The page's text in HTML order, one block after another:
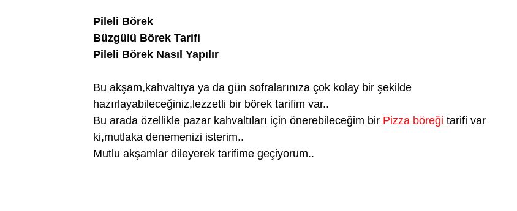
Pileli Börek
Büzgülü Börek Tarifi
Pileli Börek Nasıl Yapılır
Bu akşam,kahvaltıya ya da gün sofralarınıza çok kolay bir şekilde
hazırlayabileceğiniz,lezzetli bir börek tarifim var..
Bu arada özellikle pazar kahvaltıları için önerebileceğim bir Pizza böreği tarifi var
ki,mutlaka denemenizi isterim..
Mutlu akşamlar dileyerek tarifime geçiyorum..